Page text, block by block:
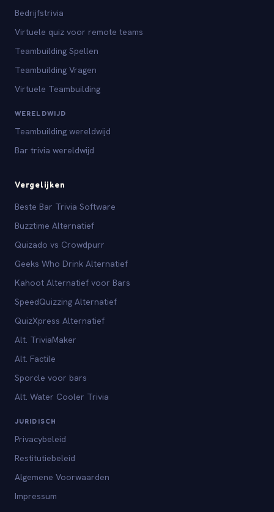
Bedrijfstrivia
Virtuele quiz voor remote teams
Teambuilding Spellen
Teambuilding Vragen
Virtuele Teambuilding
WERELDWIJD
Teambuilding wereldwijd
Bar trivia wereldwijd
Vergelijken
Beste Bar Trivia Software
Buzztime Alternatief
Quizado vs Crowdpurr
Geeks Who Drink Alternatief
Kahoot Alternatief voor Bars
SpeedQuizzing Alternatief
QuizXpress Alternatief
Alt. TriviaMaker
Alt. Factile
Sporcle voor bars
Alt. Water Cooler Trivia
JURIDISCH
Privacybeleid
Restitutiebeleid
Algemene Voorwaarden
Impressum